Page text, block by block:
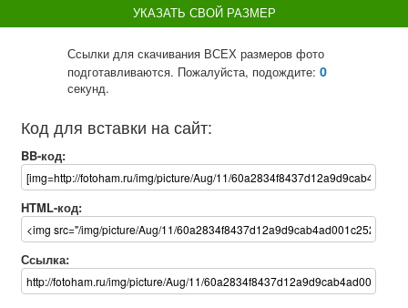
УКАЗАТЬ СВОЙ РАЗМЕР
Ссылки для скачивания ВСЕХ размеров фото
подготавливаются. Пожалуйста, подождите: 0
секунд.
Код для вставки на сайт:
BB-код:
HTML-код:
Ссылка: